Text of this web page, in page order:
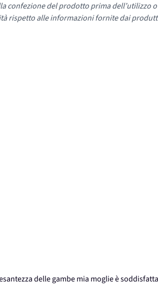
confezione del prodotto prima dell’utilizzo
rispetto alle informazioni fornite dai
delle gambe mia moglie è